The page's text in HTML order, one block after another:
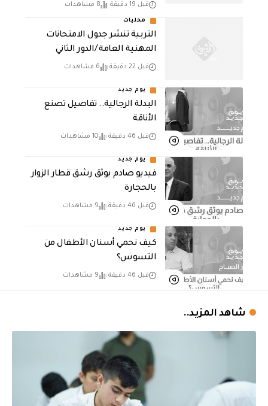
قبل 19 دقيقة 8 مشاهدات
محليات
التربية تنشر جدول الامتحانات
المهنية العامة /الدور الثاني
قبل 22 دقيقة 6 مشاهدات
يوم جديد
البدلة الرجالية.. تفاصيل تصنع
الأناقة
قبل 46 دقيقة 10 مشاهدات
يوم جديد
فيديو صادم يوثق رشق قطار الزوار
بالحجارة
قبل 46 دقيقة 9 مشاهدات
يوم جديد
كيف نحمي أسنان الأطفال من
التسوس؟
قبل 46 دقيقة 9 مشاهدات
شاهد المزيد..